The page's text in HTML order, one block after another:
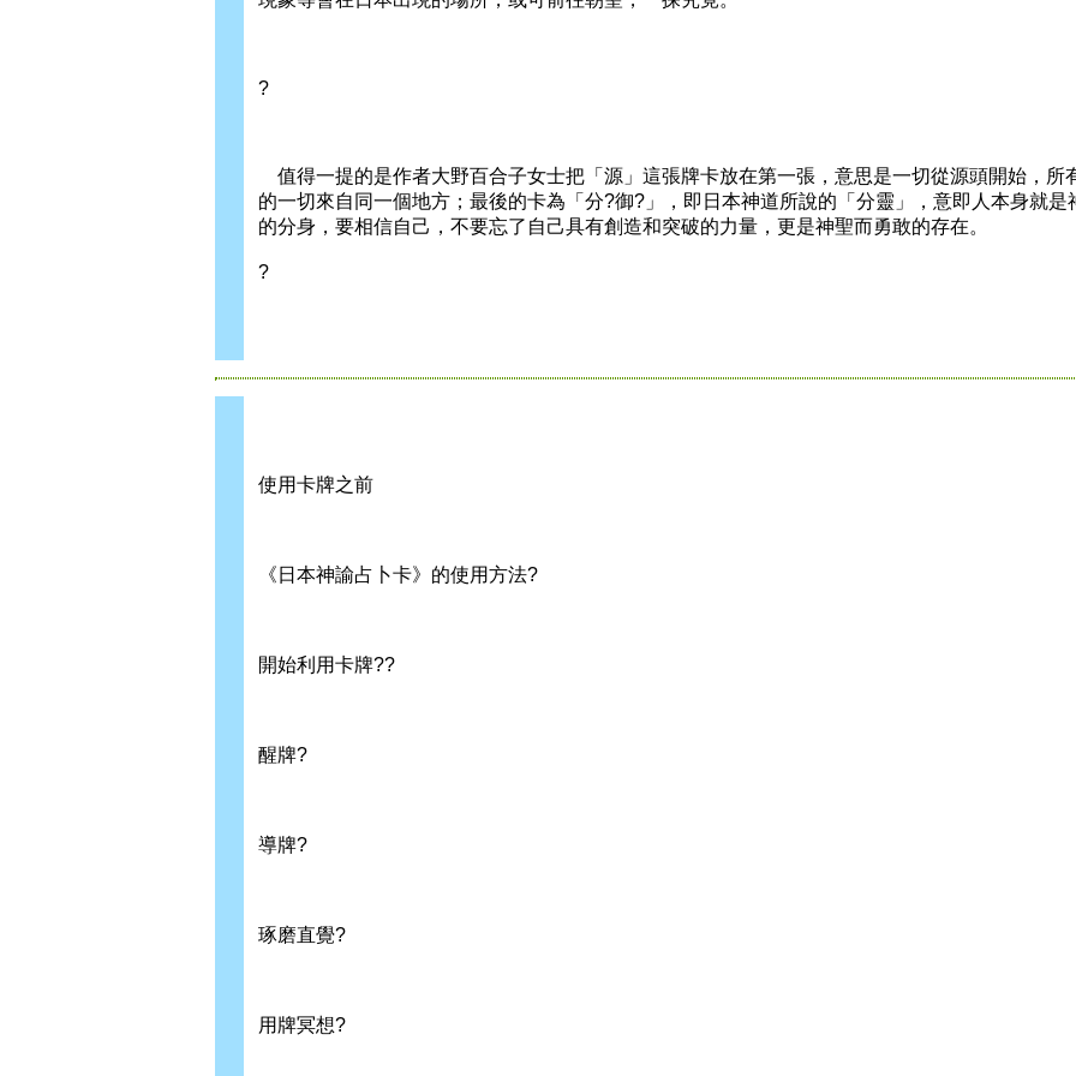
?
值得一提的是作者大野百合子女士把「源」這張牌卡放在第一張，意思是一切從源頭開始，所
的一切來自同一個地方；最後的卡為「分?御?」，即日本神道所說的「分靈」，意即人本身就是
的分身，要相信自己，不要忘了自己具有創造和突破的力量，更是神聖而勇敢的存在。
?
使用卡牌之前
《日本神諭占卜卡》的使用方法?
開始利用卡牌??
醒牌?
導牌?
琢磨直覺?
用牌冥想?